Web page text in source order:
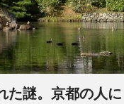
た謎。京都の人